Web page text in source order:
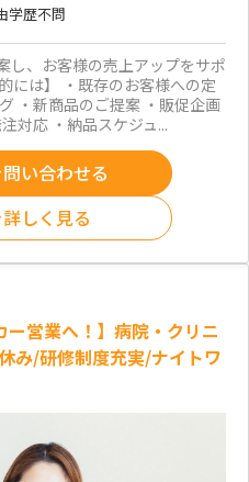
学歴不問
し、お客様の売上アップをサポ
には】 ・既存のお客様への定
・新商品のご提案 ・販促企画
対応 ・納品スケジュ...
い合わせる
しく見る
ー営業へ！】病院・クリニ
み/研修制度充実/ナイトワ